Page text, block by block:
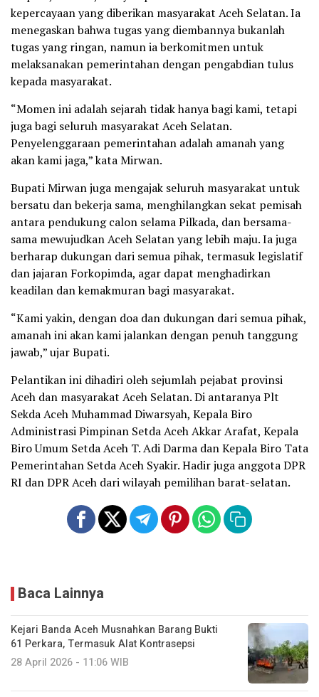
kepercayaan yang diberikan masyarakat Aceh Selatan. Ia
menegaskan bahwa tugas yang diembannya bukanlah
tugas yang ringan, namun ia berkomitmen untuk
melaksanakan pemerintahan dengan pengabdian tulus
kepada masyarakat.
“Momen ini adalah sejarah tidak hanya bagi kami, tetapi
juga bagi seluruh masyarakat Aceh Selatan.
Penyelenggaraan pemerintahan adalah amanah yang
akan kami jaga,” kata Mirwan.
Bupati Mirwan juga mengajak seluruh masyarakat untuk
bersatu dan bekerja sama, menghilangkan sekat pemisah
antara pendukung calon selama Pilkada, dan bersama-
sama mewujudkan Aceh Selatan yang lebih maju. Ia juga
berharap dukungan dari semua pihak, termasuk legislatif
dan jajaran Forkopimda, agar dapat menghadirkan
keadilan dan kemakmuran bagi masyarakat.
“Kami yakin, dengan doa dan dukungan dari semua pihak,
amanah ini akan kami jalankan dengan penuh tanggung
jawab,” ujar Bupati.
Pelantikan ini dihadiri oleh sejumlah pejabat provinsi
Aceh dan masyarakat Aceh Selatan. Di antaranya Plt
Sekda Aceh Muhammad Diwarsyah, Kepala Biro
Administrasi Pimpinan Setda Aceh Akkar Arafat, Kepala
Biro Umum Setda Aceh T. Adi Darma dan Kepala Biro Tata
Pemerintahan Setda Aceh Syakir. Hadir juga anggota DPR
RI dan DPR Aceh dari wilayah pemilihan barat-selatan.
Baca Lainnya
Kejari Banda Aceh Musnahkan Barang Bukti
61 Perkara, Termasuk Alat Kontrasepsi
28 April 2026 - 11:06 WIB